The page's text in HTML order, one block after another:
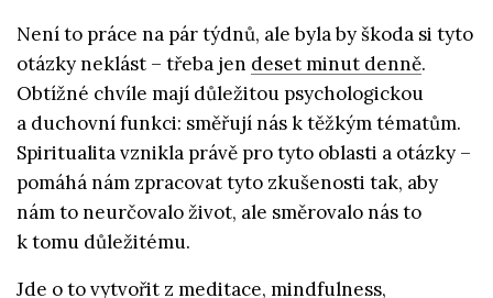
Není to práce na pár týdnů, ale byla by škoda si tyto
otázky neklást – třeba jen deset minut denně.
Obtížné chvíle mají důležitou psychologickou
a duchovní funkci: směřují nás k těžkým tématům.
Spiritualita vznikla právě pro tyto oblasti a otázky –
pomáhá nám zpracovat tyto zkušenosti tak, aby
nám to neurčovalo život, ale směrovalo nás to
k tomu důležitému.
Jde o to vytvořit z meditace, mindfulness,